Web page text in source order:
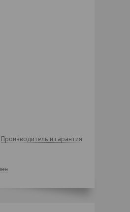
Производитель и гарантия